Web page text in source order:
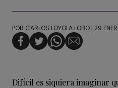
POR CARLOS LOYOLA LOBO | 29
Difícil es siquiera imaginar